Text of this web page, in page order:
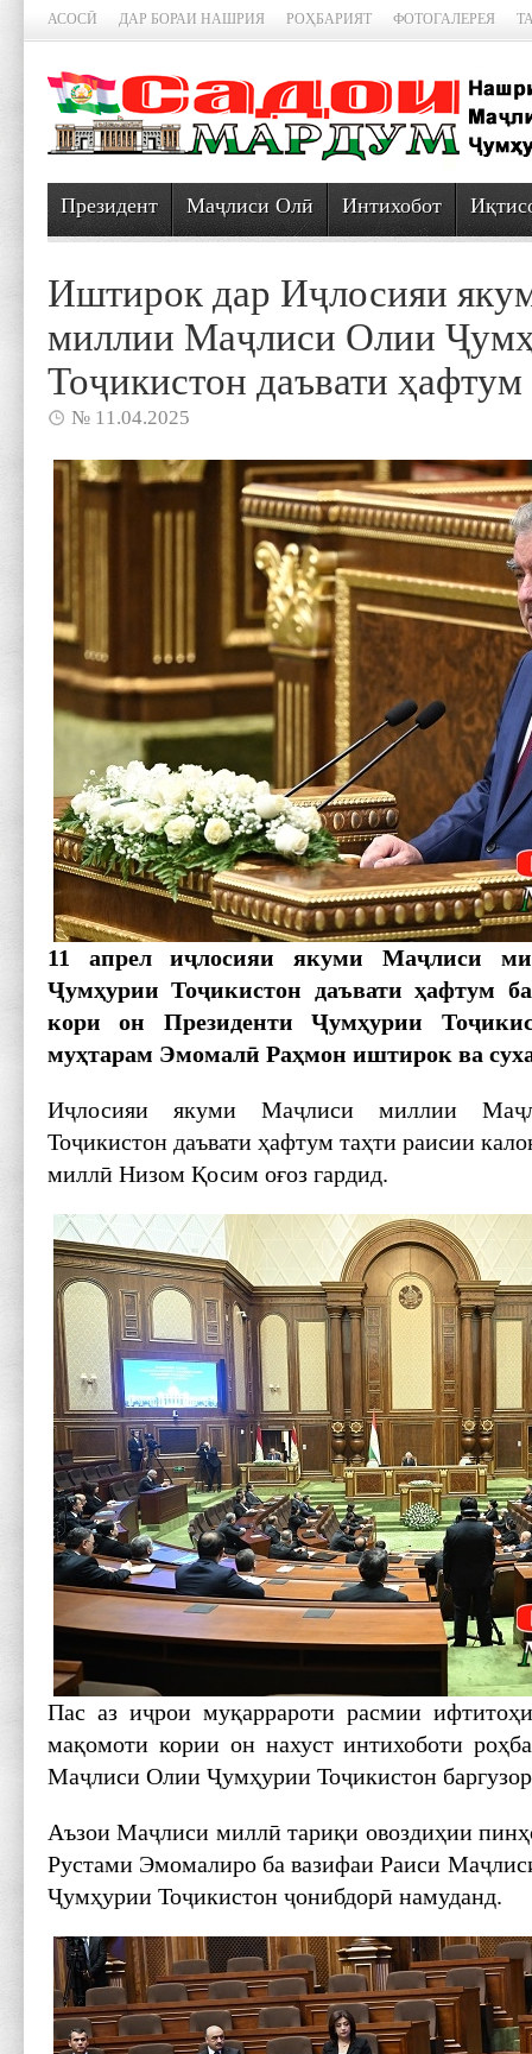
АСОСӢ ДАР БОРАИ НАШРИЯ РОҲБАРИЯТ ФОТОГАЛЕРЕЯ
Президент Маҷлиси Олӣ Интихобот
Иштирок дар Иҷлосияи
миллии Маҷлиси Олии
Тоҷикистон даъвати ҳафтум
№ 11.04.2025
11 апрел иҷлосияи якуми Маҷлиси
Ҷумҳурии Тоҷикистон даъвати ҳафтум
кори он Президенти Ҷумҳурии
муҳтарам Эмомалӣ Раҳмон иштирок ва
Иҷлосияи якуми Маҷлиси миллии
Тоҷикистон даъвати ҳафтум таҳти раисии
миллӣ Низом Қосим оғоз гардид.
Пас аз иҷрои муқаррароти расмии
мақомоти кории он нахуст интихоботи
Маҷлиси Олии Ҷумҳурии Тоҷикистон
Аъзои Маҷлиси миллӣ тариқи овоздиҳии
Рустами Эмомалиро ба вазифаи Раиси
Ҷумҳурии Тоҷикистон ҷонибдорӣ намуданд.